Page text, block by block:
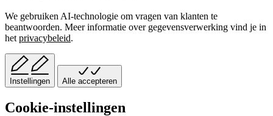
We gebruiken AI-technologie om vragen van klanten te
beantwoorden. Meer informatie over gegevensverwerking vind je in
het privacybeleid.
Instellingen Alle accepteren
Cookie-instellingen